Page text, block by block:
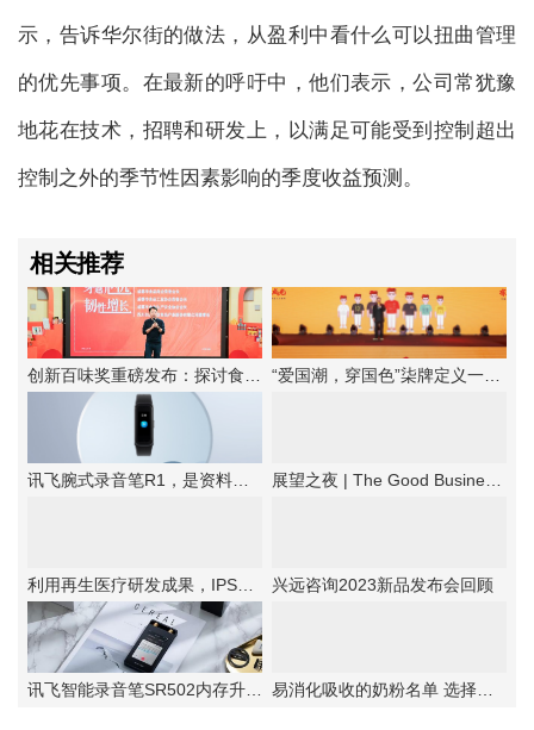
示，告诉华尔街的做法，从盈利中看什么可以扭曲管理
的优先事项。在最新的呼吁中，他们表示，公司常犹豫
地花在技术，招聘和研发上，以满足可能受到控制超出
控制之外的季节性因素影响的季度收益预测。
相关推荐
兴远咨询2023新品发布会回顾